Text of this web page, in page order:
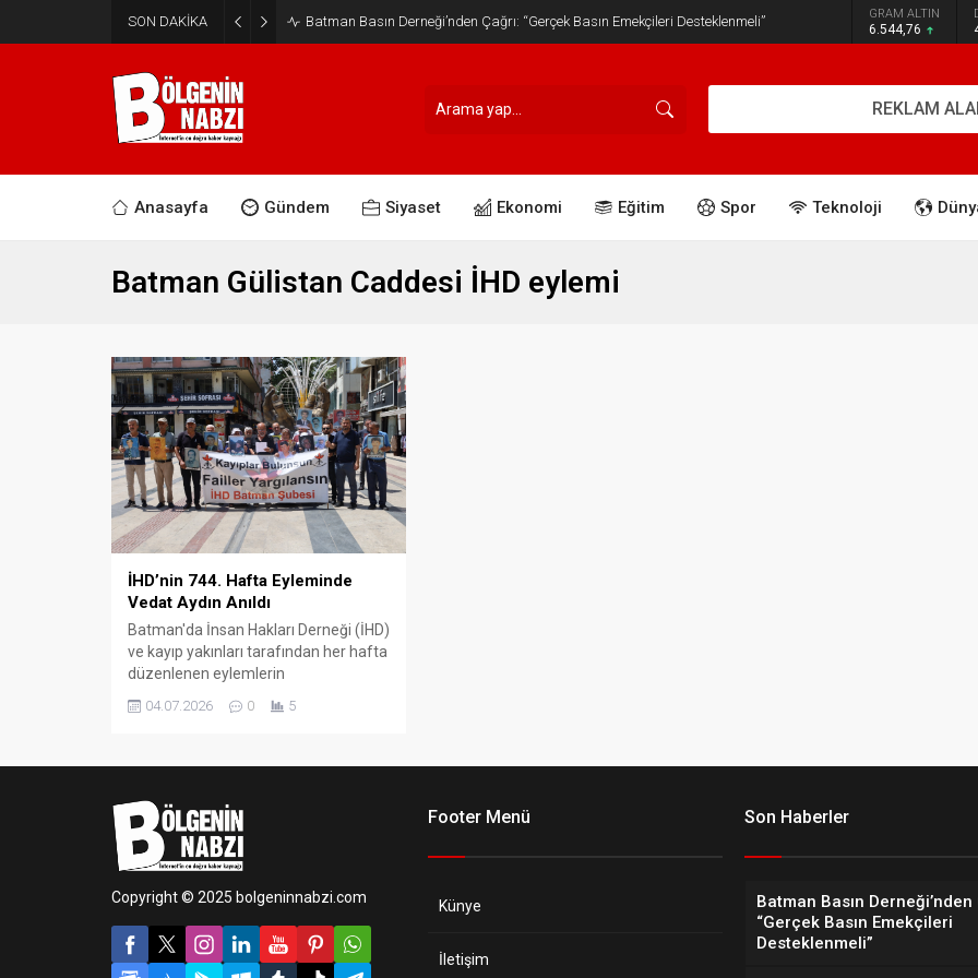
SON DAKİKA Batman Basın Derneği’nden Çağrı: “Gerçek Basın Emekçileri Desteklenmeli” GRAM ALTIN
6.544,76
REKLAM
Anasayfa Gündem Siyaset Ekonomi Eğitim Spor Teknoloji
Batman Gülistan Caddesi İHD eylemi
İHD’nin 744. Hafta Eyleminde
Vedat Aydın Anıldı
Batman'da İnsan Hakları Derneği (İHD)
ve kayıp yakınları tarafından her hafta
düzenlenen eylemlerin
alındıktan sonra faili meçhul bir
04.07.2026 0 5
Copyright © 2025 bolgeninnabzi.com
Footer Menü
Künye
İletişim
Son Haberler
Batman Basın Derneği’nden
“Gerçek Basın Emekçileri
Desteklenmeli”